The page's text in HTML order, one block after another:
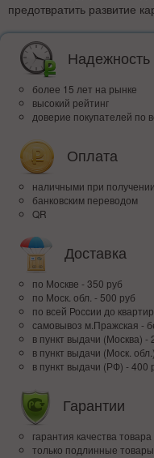
предотвратить развитие
Надежность
более 15 лет на рынке
высокий рейтинг
доверие покупателей по
Оплата
наличными при получении
банковским переводом
QR
Доставка
по Москве - 350 руб
по Моск. обл. - 500 руб
по всей Росcии до
самовывоз м.Пражская -
в пункт выдачи (Москва) -
в пункт выдачи (Моск.
в пункт выдачи (РФ) - 400
Гарантии
гарантия качества товара
только подлинные